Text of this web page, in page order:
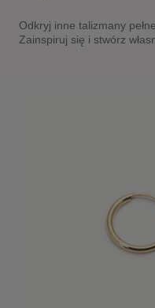
Odkryj inne talizmany
Zainspiruj się i stwórz